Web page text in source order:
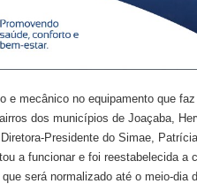
e mecânico no equipamento que
dos municípios de Joaçaba,
Presidente do Simae,
a funcionar e foi reestabelecida a
será normalizado até o meio-dia